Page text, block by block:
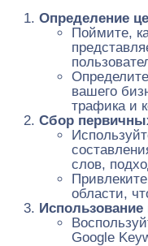
Определение
Поймите,
вашего
трафика и
Сбор
слов,
области,
Использование
Google